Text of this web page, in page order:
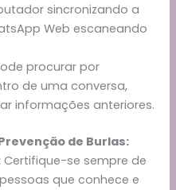
sincronizando a
Web escaneando
procurar por
de uma conversa,
informações anteriores.
de Burlas:
Certifique-se sempre de
que conhece e